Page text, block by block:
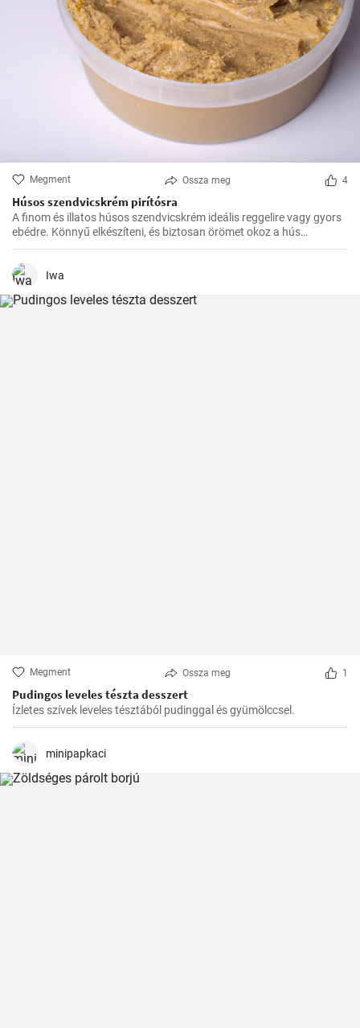
Megment Ossza meg 4
Húsos szendvicskrém pirítósra
A finom és illatos húsos szendvicskrém ideális reggelire vagy gyors
ebédre. Könnyű elkészíteni, és biztosan örömet okoz a hús
szerelmeseinek ízlelőbimbóinak.
Iwa
Megment Ossza meg 1
Pudingos leveles tészta desszert
Ízletes szívek leveles tésztából pudinggal és gyümölccsel.
minipapkaci